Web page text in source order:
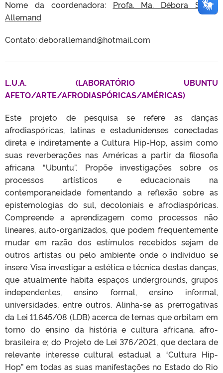
Nome da coordenadora: Profa. Ma. Débora Souto
Allemand
Contato: deborallemand@hotmail.com
L.U.A. (LABORATÓRIO UBUNTU
AFETO/ARTE/AFRODIASPÓRICAS/AMÉRICAS)
Este projeto de pesquisa se refere as danças
afrodiaspóricas, latinas e estadunidenses conectadas
direta e indiretamente a Cultura Hip-Hop, assim como
suas reverberações nas Américas a partir da filosofia
africana “Ubuntu”. Propõe investigações sobre os
processos artísticos e educacionais na
contemporaneidade fomentando a reflexão sobre as
epistemologias do sul, decoloniais e afrodiaspóricas.
Compreende a aprendizagem como processos não
lineares, auto‐organizados, que podem frequentemente
mudar em razão dos estímulos recebidos sejam de
outros artistas ou pelo ambiente onde o indivíduo se
insere. Visa investigar a estética e técnica destas danças,
que atualmente habita espaços undergrounds, grupos
independentes, ensino formal, ensino informal,
universidades, entre outros. Alinha-se as prerrogativas
da Lei 11.645/08 (LDB) acerca de temas que orbitam em
torno do ensino da história e cultura africana, afro-
brasileira e; do Projeto de Lei 376/2021, que declara de
relevante interesse cultural estadual a “Cultura Hip-
Hop” em todas as suas manifestações no Estado do Rio